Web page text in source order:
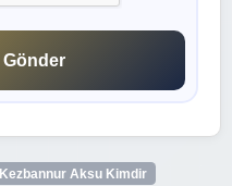
Gönder
Aksu Kimdir